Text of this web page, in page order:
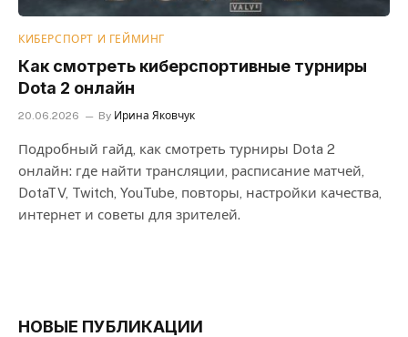
КИБЕРСПОРТ И ГЕЙМИНГ
Как смотреть киберспортивные турниры
Dota 2 онлайн
20.06.2026 By Ирина Яковчук
Подробный гайд, как смотреть турниры Dota 2
онлайн: где найти трансляции, расписание матчей,
DotaTV, Twitch, YouTube, повторы, настройки качества,
интернет и советы для зрителей.
НОВЫЕ ПУБЛИКАЦИИ